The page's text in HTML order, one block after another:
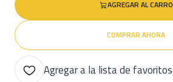
AGREGAR AL CARRO
COMPRAR AHORA
Agregar a la lista de favoritos